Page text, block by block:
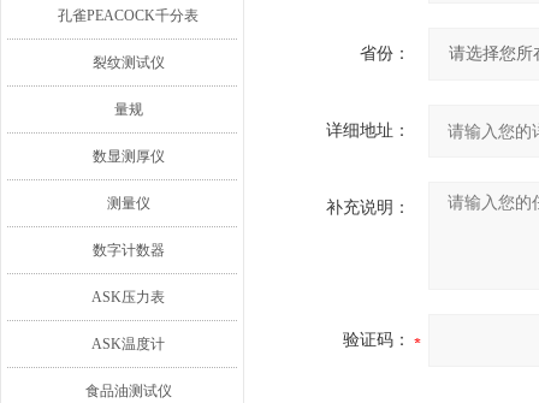
孔雀PEACOCK千分表
裂纹测试仪
量规
数显测厚仪
测量仪
数字计数器
ASK压力表
ASK温度计
食品油测试仪
省份：
详细地址：
补充说明：
验证码：